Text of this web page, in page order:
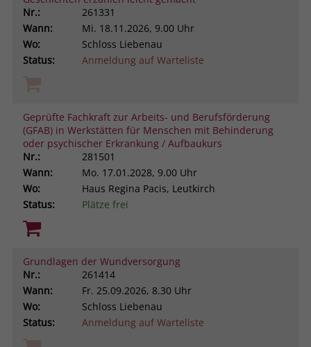
Nr.:
261331
Wann:
Mi. 18.11.2026, 9.00 Uhr
Wo:
Schloss Liebenau
Status:
Anmeldung auf Warteliste
Geprüfte Fachkraft zur Arbeits- und Berufsförderung
(GFAB) in Werkstätten für Menschen mit Behinderung
oder psychischer Erkrankung / Aufbaukurs
Nr.:
281501
Wann:
Mo. 17.01.2028, 9.00 Uhr
Wo:
Haus Regina Pacis, Leutkirch
Status:
Plätze frei
Grundlagen der Wundversorgung
Nr.:
261414
Wann:
Fr. 25.09.2026, 8.30 Uhr
Wo:
Schloss Liebenau
Status:
Anmeldung auf Warteliste